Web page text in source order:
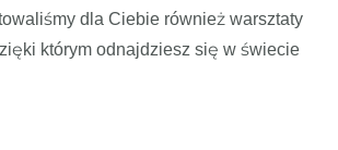
dla Ciebie również warsztaty
którym odnajdziesz się w świecie